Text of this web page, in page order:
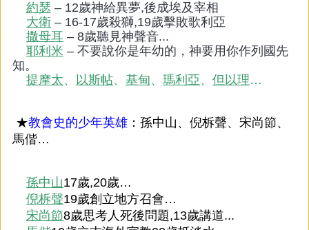
約瑟 – 12歲神給異夢,後成埃及宰相
大衛 – 16-17歲殺獅,19歲擊敗歌利亞
撒母耳 – 8歲聽見神聲音...
耶利米 – 不要說你是年幼的，神要用你作列國先
知。
提摩太、 以斯帖、 基甸、 瑪利亞 、 但以理…
★教會史的少年英雄 ：孫中山、倪柝聲、宋尚節、
馬偕…
孫中山17歲,20歲…
倪柝聲19歲創立地方召會…
宋尚節8歲思考人死後問題,13歲講道...